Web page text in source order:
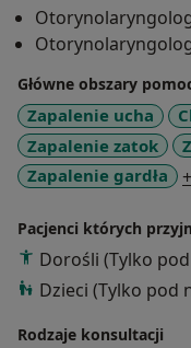
Leczę dzieci i
Przez cały okres
szkoleniach i
Towarzystwa
Szyi.
Główne obszary
Zapalenie ucha
Zapalenie zatok
Zapalenie gardła
Pacjenci których
Dorośli (Tylko
Dzieci (Tylko pod
Rodzaje konsultacji